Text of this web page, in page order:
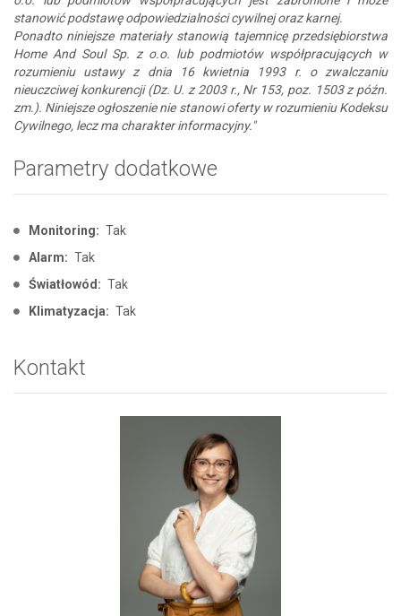
stanowić podstawę odpowiedzialności cywilnej oraz karnej.
Ponadto niniejsze materiały stanowią tajemnicę przedsiębiorstwa
Home And Soul Sp. z o.o. lub podmiotów współpracujących w
rozumieniu ustawy z dnia 16 kwietnia 1993 r. o zwalczaniu
nieuczciwej konkurencji (Dz. U. z 2003 r., Nr 153, poz. 1503 z późn.
zm.). Niniejsze ogłoszenie nie stanowi oferty w rozumieniu Kodeksu
Cywilnego, lecz ma charakter informacyjny."
Parametry dodatkowe
Monitoring: Tak
Alarm: Tak
Światłowód: Tak
Klimatyzacja: Tak
Kontakt